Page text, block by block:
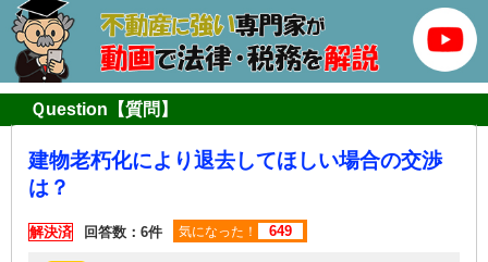
Ｑuestion【質問】
建物老朽化により退去してほしい場合の交渉
は？
解決済 回答数：6件 気になった！ 649